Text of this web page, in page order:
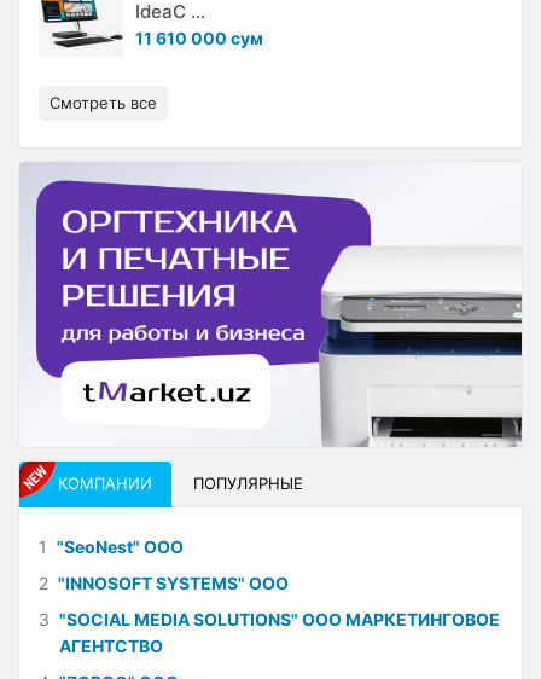
IdeaC ...
11 610 000 сум
Смотреть все
КОМПАНИИ ПОПУЛЯРНЫЕ
1 "SeoNest" ООО
2 "INNOSOFT SYSTEMS" ООО
3 "SOCIAL MEDIA SOLUTIONS" ООО МАРКЕТИНГОВОЕ
АГЕНТСТВО